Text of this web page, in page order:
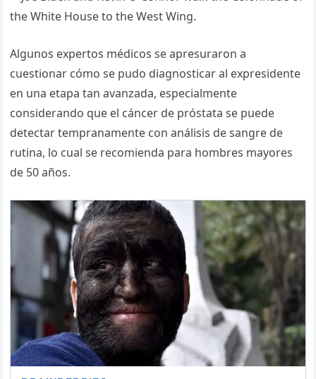
Algunos expertos médicos se apresuraron a
cuestionar cómo se pudo diagnosticar al expresidente
en una etapa tan avanzada, especialmente
considerando que el cáncer de próstata se puede
detectar tempranamente con análisis de sangre de
rutina, lo cual se recomienda para hombres mayores
de 50 años.